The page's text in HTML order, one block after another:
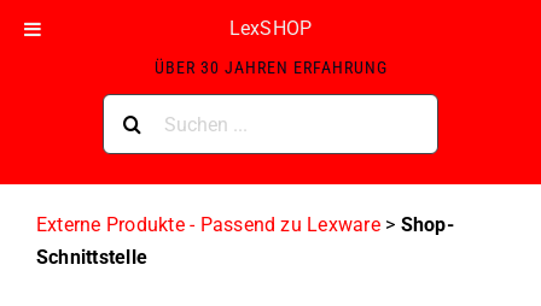
LexSHOP
ZERTIFIZIERTER LEXWARE GOLD-PARTNER MIT
ÜBER 30 JAHREN ERFAHRUNG
nach:
Externe Produkte - Passend zu Lexware> Shop-
Schnittstelle